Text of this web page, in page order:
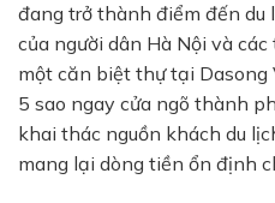
đang trở thành điểm đến du
của người dân Hà Nội và
một căn biệt thự tại Dasong
5 sao ngay cửa ngõ thành
khai thác nguồn khách du
mang lại dòng tiền ổn định